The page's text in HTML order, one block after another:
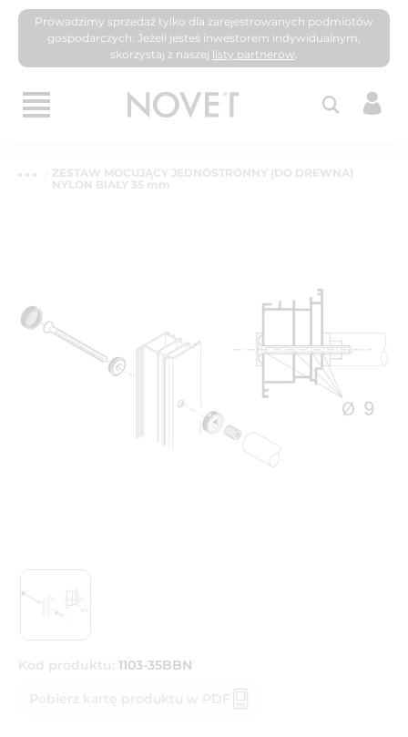
Prowadzimy sprzedaż tylko dla zarejestrowanych podmiotów
gospodarczych. Jeżeli jesteś inwestorem indywidualnym,
skorzystaj z naszej listy partnerów.
ZESTAW MOCUJĄCY JEDNOSTRONNY (DO DREWNA)
NYLON BIAŁY 35 mm
Kod produktu: 1103-35BBN
Pobierz kartę produktu w PDF